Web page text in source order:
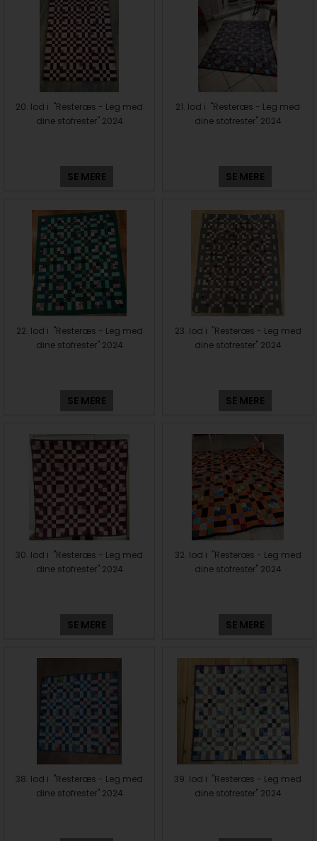
20. lod i "Resteræs - Leg med
dine stofrester" 2024
SE MERE
21. lod i "Resteræs - Leg med
dine stofrester" 2024
SE MERE
22. lod i "Resteræs - Leg med
dine stofrester" 2024
SE MERE
23. lod i "Resteræs - Leg med
dine stofrester" 2024
SE MERE
30. lod i "Resteræs - Leg med
dine stofrester" 2024
SE MERE
32. lod i "Resteræs - Leg med
dine stofrester" 2024
SE MERE
38. lod i "Resteræs - Leg med
dine stofrester" 2024
39. lod i "Resteræs - Leg med
dine stofrester" 2024